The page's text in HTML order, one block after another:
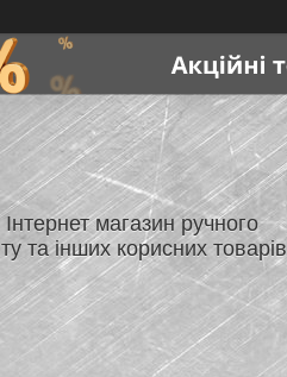
магазин ручного
та інших корисних товарів